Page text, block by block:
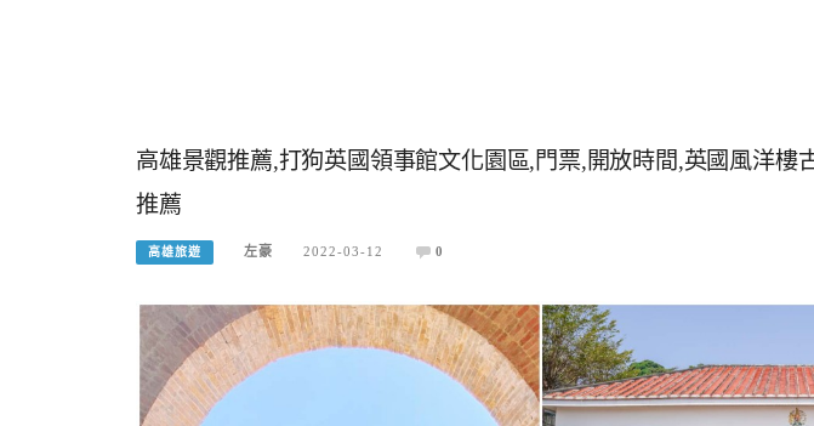
高雄景觀推薦,打狗英國領事館文化園區,門票,開放時間,英國風洋樓
推薦
高雄旅遊 左豪 2022-03-12 0